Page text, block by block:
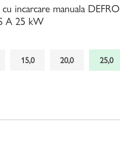
incarcare manuala DEFRO
A 25 kW
15,0 20,0
25,0